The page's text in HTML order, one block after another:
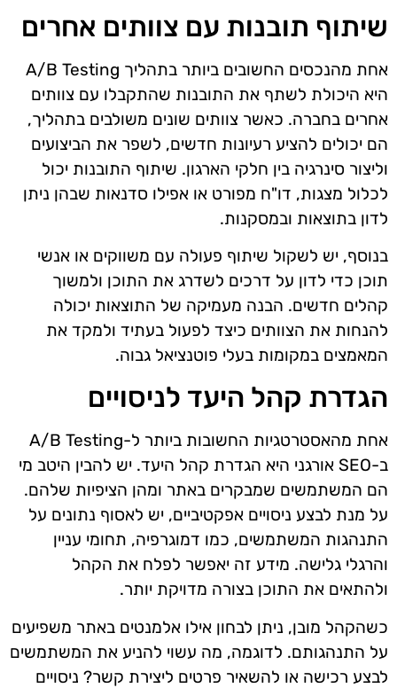
שיתוף תובנות עם צוותים אחרים
אחת מהנכסים החשובים ביותר בתהליך A/B Testing
היא היכולת לשתף את התובנות שהתקבלו עם צוותים
אחרים בחברה. כאשר צוותים שונים משולבים בתהליך,
הם יכולים להציע רעיונות חדשים, לשפר את הביצועים
וליצור סינרגיה בין חלקי הארגון. שיתוף התובנות יכול
לכלול מצגות, דו"ח מפורט או אפילו סדנאות שבהן ניתן
לדון בתוצאות ובמסקנות.
בנוסף, יש לשקול שיתוף פעולה עם משווקים או אנשי
תוכן כדי לדון על דרכים לשדרג את התוכן ולמשוך
קהלים חדשים. הבנה מעמיקה של התוצאות יכולה
להנחות את הצוותים כיצד לפעול בעתיד ולמקד את
המאמצים במקומות בעלי פוטנציאל גבוה.
הגדרת קהל היעד לניסויים
אחת מהאסטרטגיות החשובות ביותר ל-A/B Testing
ב-SEO אורגני היא הגדרת קהל היעד. יש להבין היטב מי
הם המשתמשים שמבקרים באתר ומהן הציפיות שלהם.
על מנת לבצע ניסויים אפקטיביים, יש לאסוף נתונים על
התנהגות המשתמשים, כמו דמוגרפיה, תחומי עניין
והרגלי גלישה. מידע זה יאפשר לפלח את הקהל
ולהתאים את התוכן בצורה מדויקת יותר.
כשהקהל מובן, ניתן לבחון אילו אלמנטים באתר משפיעים
על התנהגותם. לדוגמה, מה עשוי להניע את המשתמשים
לבצע רכישה או להשאיר פרטים ליצירת קשר? ניסויים